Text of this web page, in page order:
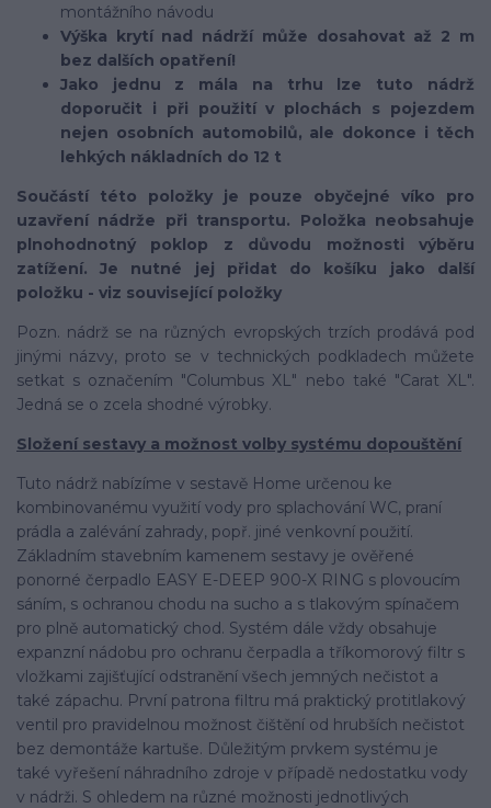
montážního návodu
Výška krytí nad nádrží může dosahovat až 2 m
bez dalších opatření!
Jako jednu z mála na trhu lze tuto nádrž
doporučit i při použití v plochách s pojezdem
nejen osobních automobilů, ale dokonce i těch
lehkých nákladních do 12 t
Součástí této položky je pouze obyčejné víko pro
uzavření nádrže při transportu. Položka neobsahuje
plnohodnotný poklop z důvodu možnosti výběru
zatížení. Je nutné jej přidat do košíku jako další
položku - viz související položky
Pozn. nádrž se na různých evropských trzích prodává pod
jinými názvy, proto se v technických podkladech můžete
setkat s označením "Columbus XL" nebo také "Carat XL".
Jedná se o zcela shodné výrobky.
Složení sestavy a možnost volby systému dopouštění
Tuto nádrž nabízíme v sestavě Home určenou ke
kombinovanému využití vody pro splachování WC, praní
prádla a zalévání zahrady, popř. jiné venkovní použití.
Základním stavebním kamenem sestavy je ověřené
ponorné čerpadlo EASY E-DEEP 900-X RING s plovoucím
sáním, s ochranou chodu na sucho a s tlakovým spínačem
pro plně automatický chod. Systém dále vždy obsahuje
expanzní nádobu pro ochranu čerpadla a tříkomorový filtr s
vložkami zajišťující odstranění všech jemných nečistot a
také zápachu. První patrona filtru má praktický protitlakový
ventil pro pravidelnou možnost čištění od hrubších nečistot
bez demontáže kartuše. Důležitým prvkem systému je
také vyřešení náhradního zdroje v případě nedostatku vody
v nádrži. S ohledem na různé možnosti jednotlivých